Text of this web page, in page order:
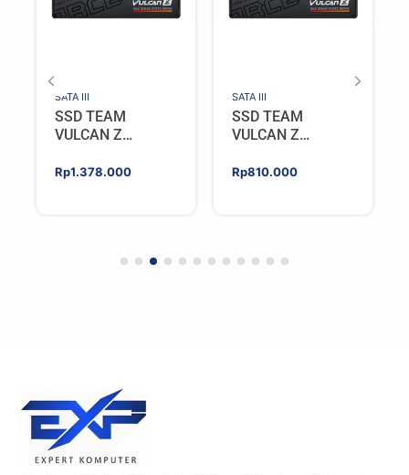
SATA III
SSD TEAM
VULCAN Z
SATA III [QLC]
Rp1.378.000
SATA III
SSD TEAM
VULCAN Z
SATA III [QLC]
Rp810.000